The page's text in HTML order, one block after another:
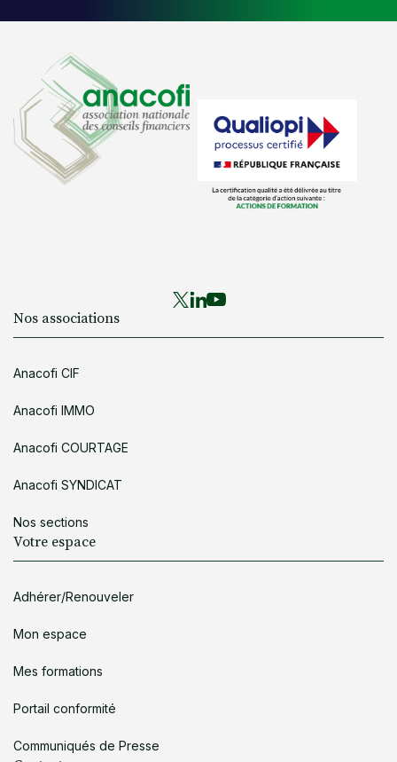
Nos associations
Anacofi CIF
Anacofi IMMO
Anacofi COURTAGE
Anacofi SYNDICAT
Nos sections
Votre espace
Adhérer/Renouveler
Mon espace
Mes formations
Portail conformité
Communiqués de Presse